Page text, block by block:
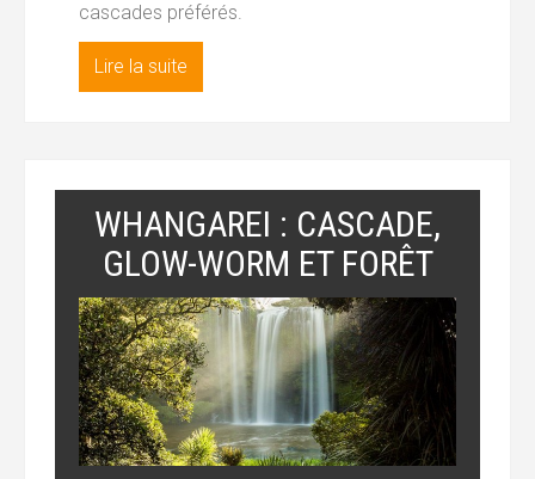
cascades préférés.
Lire la suite
WHANGAREI : CASCADE,
GLOW-WORM ET FORÊT